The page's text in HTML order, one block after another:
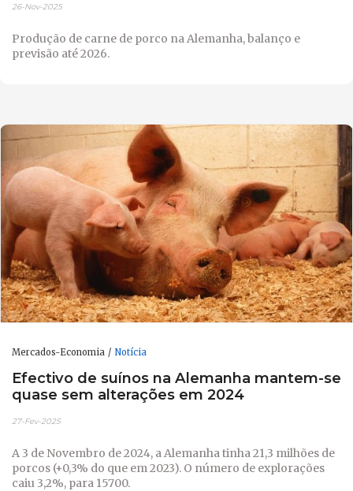
26-Nov-2025
Produção de carne de porco na Alemanha, balanço e
previsão até 2026.
Mercados-Economia Notícia
Efectivo de suínos na Alemanha mantem-se
quase sem alterações em 2024
27-Fev-2025
A 3 de Novembro de 2024, a Alemanha tinha 21,3 milhões de
porcos (+0,3% do que em 2023). O número de explorações
caiu 3,2%, para 15700.